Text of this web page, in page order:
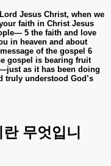
Jesus Christ, when we
faith in Christ Jesus
5 the faith and love
in heaven and about
of the gospel 6
gospel is bearing fruit
as it has been doing
truly understood God’s
란 무엇입니